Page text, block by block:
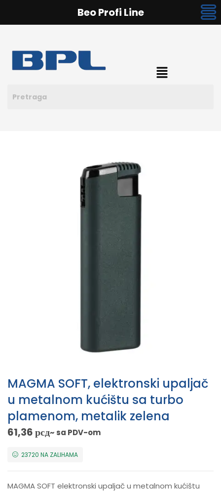
MAGMA SOFT, elektronski upaljač
u metalnom kućištu sa turbo
plamenom, metalik zelena
61,36рсд~ sa PDV-om
23720 NA ZALIHAMA
MAGMA SOFT elektronski upaljač u metalnom kućištu
Beo Profi Line